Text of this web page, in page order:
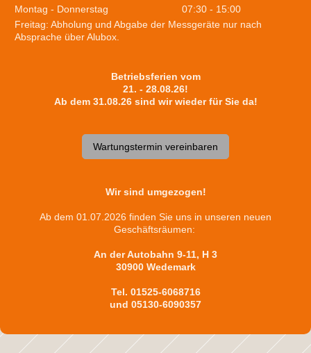
Montag - Donnerstag 07:30 - 15:00
Freitag: Abholung und Abgabe der Messgeräte nur nach
Absprache über Alubox.
Betriebsferien vom
21. - 28.08.26!
Ab dem 31.08.26 sind wir wieder für Sie da!
Wartungstermin vereinbaren
Wir sind umgezogen!
Ab dem 01.07.2026 finden Sie uns in unseren neuen
Geschäftsräumen:
An der Autobahn 9-11, H 3
30900 Wedemark
Tel. 01525-6068716
und 05130-6090357